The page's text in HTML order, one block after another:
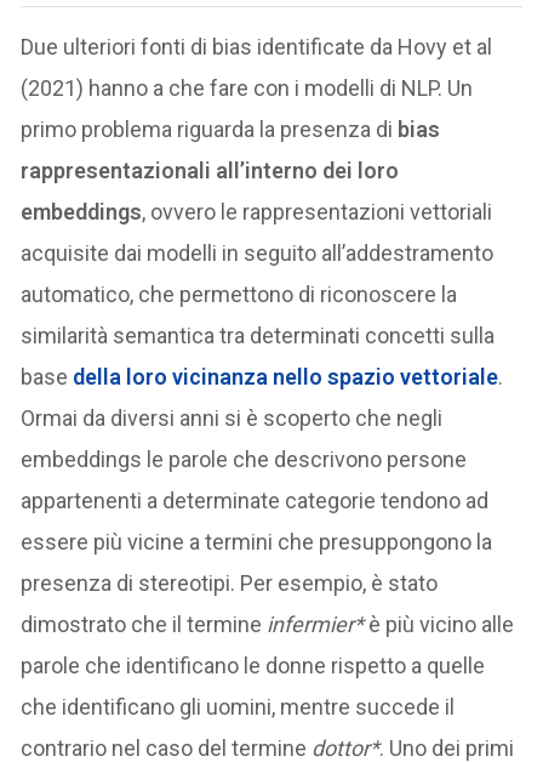
Due ulteriori fonti di bias identificate da Hovy et al
(2021) hanno a che fare con i modelli di NLP. Un
primo problema riguarda la presenza di bias
rappresentazionali all’interno dei loro
embeddings, ovvero le rappresentazioni vettoriali
acquisite dai modelli in seguito all’addestramento
automatico, che permettono di riconoscere la
similarità semantica tra determinati concetti sulla
base della loro vicinanza nello spazio vettoriale.
Ormai da diversi anni si è scoperto che negli
embeddings le parole che descrivono persone
appartenenti a determinate categorie tendono ad
essere più vicine a termini che presuppongono la
presenza di stereotipi. Per esempio, è stato
dimostrato che il termine infermier*è più vicino alle
parole che identificano le donne rispetto a quelle
che identificano gli uomini, mentre succede il
contrario nel caso del termine dottor*. Uno dei primi